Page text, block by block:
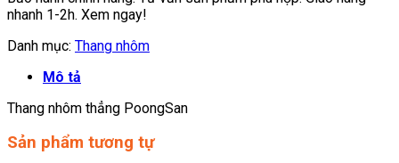
nhanh 1-2h. Xem ngay!
Danh mục: Thang nhôm
Mô tả
Thang nhôm thẳng PoongSan
Sản phẩm tương tự